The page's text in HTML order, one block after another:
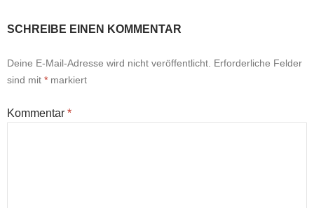
SCHREIBE EINEN KOMMENTAR
Deine E-Mail-Adresse wird nicht veröffentlicht. Erforderliche Felder
sind mit * markiert
Kommentar *